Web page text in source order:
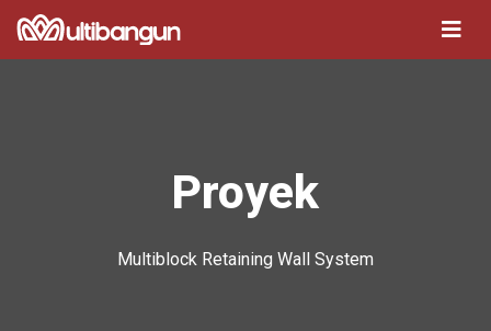
Proyek
Multiblock Retaining Wall System